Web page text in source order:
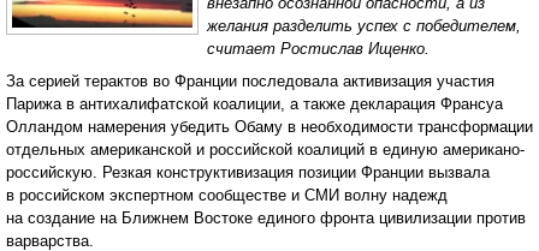
желания разделить успех с победителем,
считает Ростислав Ищенко.
За серией терактов во Франции последовала активизация участия
Парижа в антихалифатской коалиции, а также декларация Франсуа
Олландом намерения убедить Обаму в необходимости трансформации
отдельных американской и российской коалиций в единую американо-
российскую. Резкая конструктивизация позиции Франции вызвала
в российском экспертном сообществе и СМИ волну надежд
на создание на Ближнем Востоке единого фронта цивилизации против
варварства.